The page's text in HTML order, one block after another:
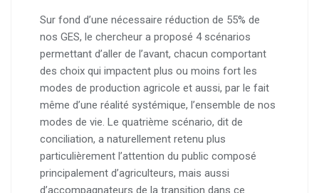
Sur fond d’une nécessaire réduction de 55% de
nos GES, le chercheur a proposé 4 scénarios
permettant d’aller de l’avant, chacun comportant
des choix qui impactent plus ou moins fort les
modes de production agricole et aussi, par le fait
même d’une réalité systémique, l’ensemble de nos
modes de vie. Le quatrième scénario, dit de
conciliation, a naturellement retenu plus
particulièrement l’attention du public composé
principalement d’agriculteurs, mais aussi
d’accompagnateurs de la transition dans ce